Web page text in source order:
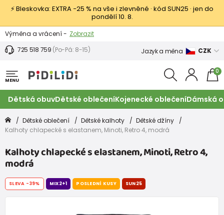
⚡ Bleskovka: EXTRA −25 % na vše i zlevněné · kód SUN25 · jen do
pondělí 10. 8.
Výměna a vrácení - Zobrazit
Sleva 100 Kč na první nákup -
725 518 759 (Po-Pá: 8-15) Jazyk a měna CZK
MENU
0
Dětská obuvDětské oblečeníKojenecké oblečeníDámská
Dětské oblečení Dětské kalhoty
Dětské džíny
Kalhoty chlapecké s elastanem, Minoti, Retro 4, modrá
Kalhoty chlapecké s elastanem, Minoti, Retro 4,
modrá
SLEVA -39% MIX2+1 POSLEDNÍ KUSY SUN25